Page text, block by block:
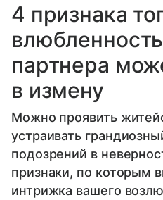
4 признака
партнера
в измену
Можно проявить
устраивать
подозрений в
признаки, по которым
интрижка вашего